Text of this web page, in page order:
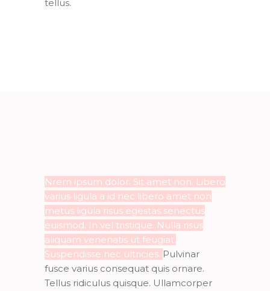
tellus.
Nrem ipsum dolor. Sit amet non. Libero
varius ligula a id nec libero amet non
metus ligula risus egestas senectus
euismod. In vel tristique. Nulla risus
aliquam venenatis ut feugiat.
Suspendisse nec ultricies. Pulvinar
fusce varius consequat quis ornare.
Tellus ridiculus quisque. Ullamcorper